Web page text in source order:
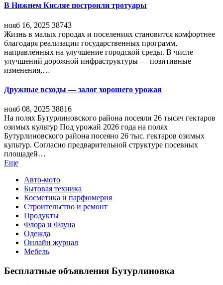
В Нижнем Кисляе построили тротуары
нояб 16, 2025 38743
Жизнь в малых городах и поселениях становится комфортнее
благодаря реализации государственных программ,
направленных на улучшение городской среды. В числе
улучшений дорожной инфраструктуры — позитивные
изменения,…
Дружные всходы — залог хорошего урожая
нояб 08, 2025 38816
На полях Бутурлиновского района посеяли 26 тысяч гектаров
озимых культур Под урожай 2026 года на полях
Бутурлиновского района посеяно 26 тыс. гектаров озимых
культур. Согласно предварительной структуре посевных
площадей…
Еще
Авто-мото
Бытовая техника
Косметика и парфюмерия
Строительство и ремонт
Продукты
Флора и Фауна
Одежда
Онлайн журнал
Мебель
Бесплатные объявления Бутурлиновка